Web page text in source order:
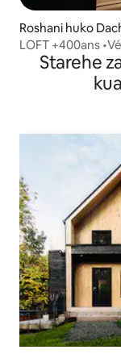
Roshani huko
LOFT +400ans
Starehe